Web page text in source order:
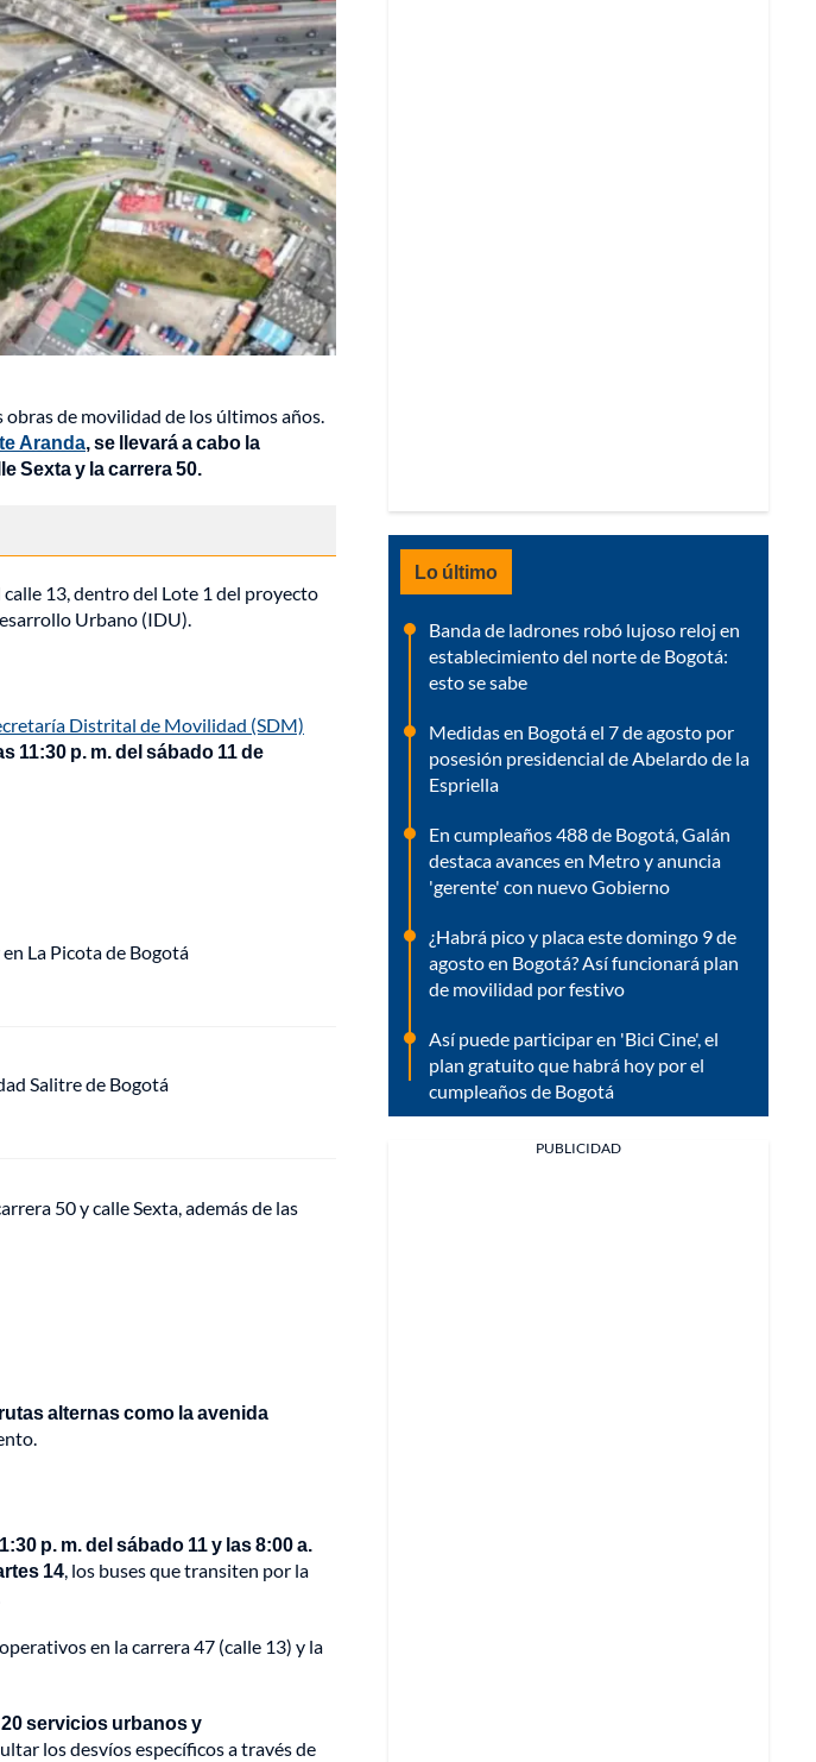
de movilidad de los últimos años.
Aranda, se llevará a cabo la
Sexta y la carrera 50.
13, dentro del Lote 1 del proyecto
Urbano (IDU).
Distrital de Movilidad (SDM)
11:30 p. m. del sábado 11 de
La Picota de Bogotá
Salitre de Bogotá
50 y calle Sexta, además de las
alternas como la avenida
p. m. del sábado 11 y las 8:00 a.
14, los buses que transiten por la
en la carrera 47 (calle 13) y la
20 servicios urbanos y
los desvíos específicos a través de
Lo último
Banda de ladrones robó lujoso reloj en
establecimiento del norte de Bogotá:
esto se sabe
Medidas en Bogotá el 7 de agosto por
posesión presidencial de Abelardo de la
Espriella
En cumpleaños 488 de Bogotá, Galán
destaca avances en Metro y anuncia
'gerente' con nuevo Gobierno
¿Habrá pico y placa este domingo 9 de
agosto en Bogotá? Así funcionará plan
de movilidad por festivo
Así puede participar en 'Bici Cine', el
plan gratuito que habrá hoy por el
cumpleaños de Bogotá
PUBLICIDAD